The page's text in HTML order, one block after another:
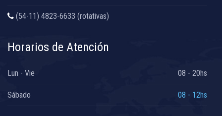
(54-11) 4823-6633 (rotativas)
Horarios de Atención
Lun - Vie 08 - 20hs
Sábado 08 - 12hs